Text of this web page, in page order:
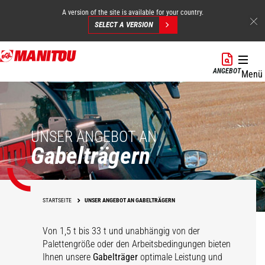
Direkt
zum
A version of the site is available for your country.
SELECT A VERSION
ANGEBOTMenü
UNSER ANGEBOT AN
Gabelträgern
STARTSEITE UNSER ANGEBOT AN GABELTRÄGERN
Von 1,5 t bis 33 t und unabhängig von der
Palettengröße oder den Arbeitsbedingungen bieten
Ihnen unsere Gabelträgeroptimale Leistung und
360°
Adapter für
Anbaugeräteaufnahme
Schwerlastgabelträger
Hydraulisch
verstellbare,
schwimmende
schwimmenden
Gabelzinken und
hydraulischem
Gabelträger mit
Gabelträger mit